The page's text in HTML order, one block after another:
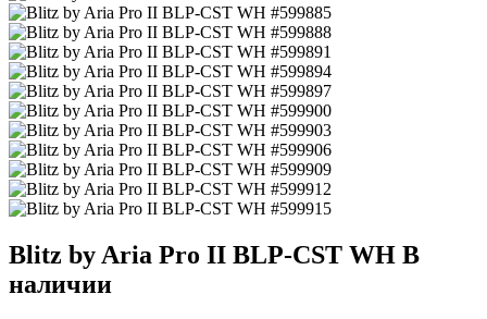
Blitz by Aria Pro II BLP-CST WH В
наличии